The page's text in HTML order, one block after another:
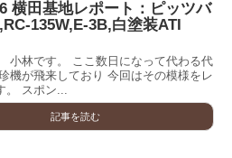
横田基地レポート：ピッツバ
135W,E-3B,白塗装ATI
小林です。 ここ数日になって代わる代
機が飛来しており 今回はその模様をレ
。 スポン...
記事を読む